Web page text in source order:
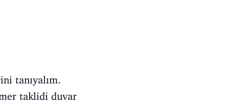
tanıyalım.
taklidi duvar